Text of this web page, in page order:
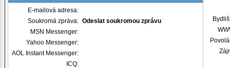
E-mailová adresa:
Soukromá zpráva: Odeslat soukromou zprávu
MSN Messenger:
Yahoo Messenger:
AOL Instant Messenger:
ICQ: